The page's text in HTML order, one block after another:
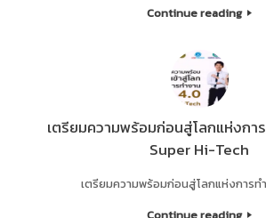
Continue reading
เตรียมความพร้อมก่อนสู่โลกแห่งกา
Super Hi-Tech
เตรียมความพร้อมก่อนสู่โลกแห่งการท